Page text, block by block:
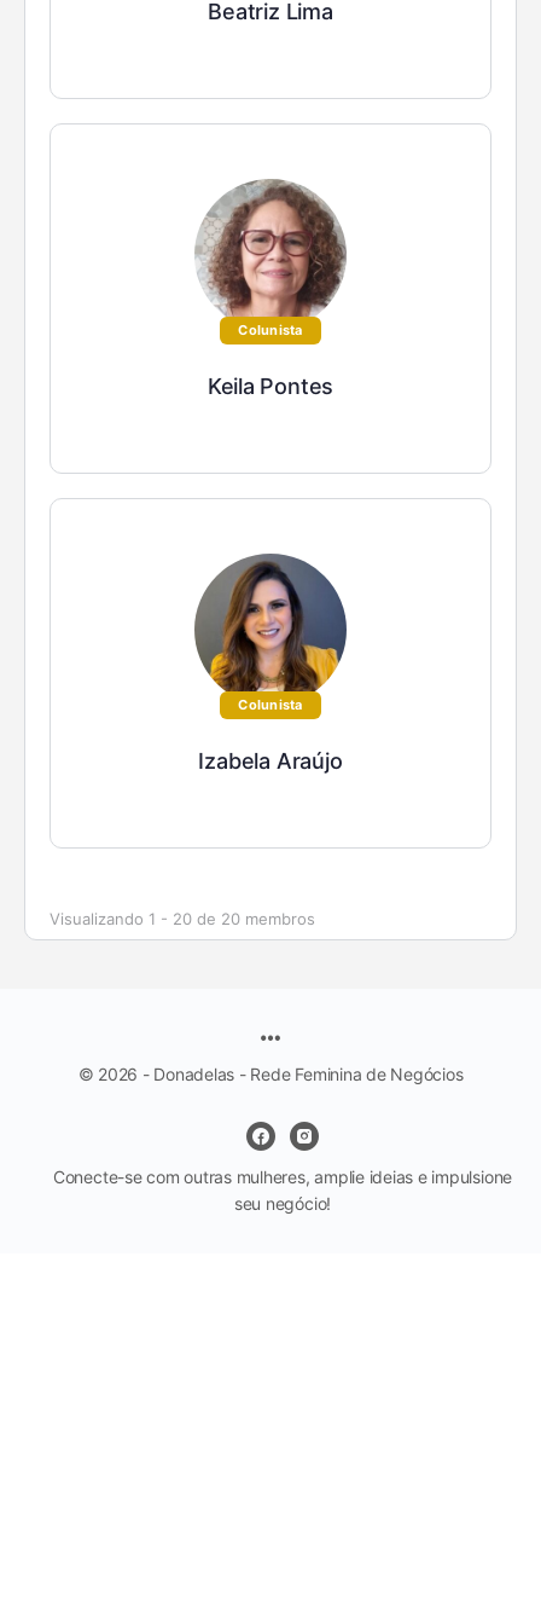
Beatriz Lima
Colunista
Keila Pontes
Colunista
Izabela Araújo
Visualizando 1 - 20 de 20 membros
© 2026 - Donadelas - Rede Feminina de Negócios
Conecte-se com outras mulheres, amplie ideias e impulsione
seu negócio!